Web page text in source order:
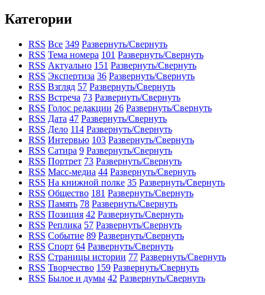
Категории
RSS Все 349 Развернуть/Свернуть
RSS Тема номера 101 Развернуть/Свернуть
RSS Актуально 151 Развернуть/Свернуть
RSS Экспертиза 36 Развернуть/Свернуть
RSS Взгляд 57 Развернуть/Свернуть
RSS Встреча 73 Развернуть/Свернуть
RSS Голос редакции 26 Развернуть/Свернуть
RSS Дата 47 Развернуть/Свернуть
RSS Дело 114 Развернуть/Свернуть
RSS Интервью 103 Развернуть/Свернуть
RSS Сатира 9 Развернуть/Свернуть
RSS Портрет 73 Развернуть/Свернуть
RSS Масс-медиа 44 Развернуть/Свернуть
RSS На книжной полке 35 Развернуть/Свернуть
RSS Общество 181 Развернуть/Свернуть
RSS Память 78 Развернуть/Свернуть
RSS Позиция 42 Развернуть/Свернуть
RSS Реплика 57 Развернуть/Свернуть
RSS Событие 89 Развернуть/Свернуть
RSS Спорт 64 Развернуть/Свернуть
RSS Страницы истории 77 Развернуть/Свернуть
RSS Творчество 159 Развернуть/Свернуть
RSS Былое и думы 42 Развернуть/Свернуть